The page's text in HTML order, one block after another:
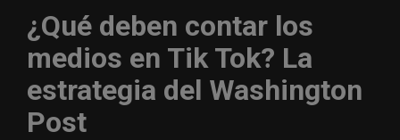
¿Qué deben contar los
medios en Tik Tok? La
estrategia del Washington
Post